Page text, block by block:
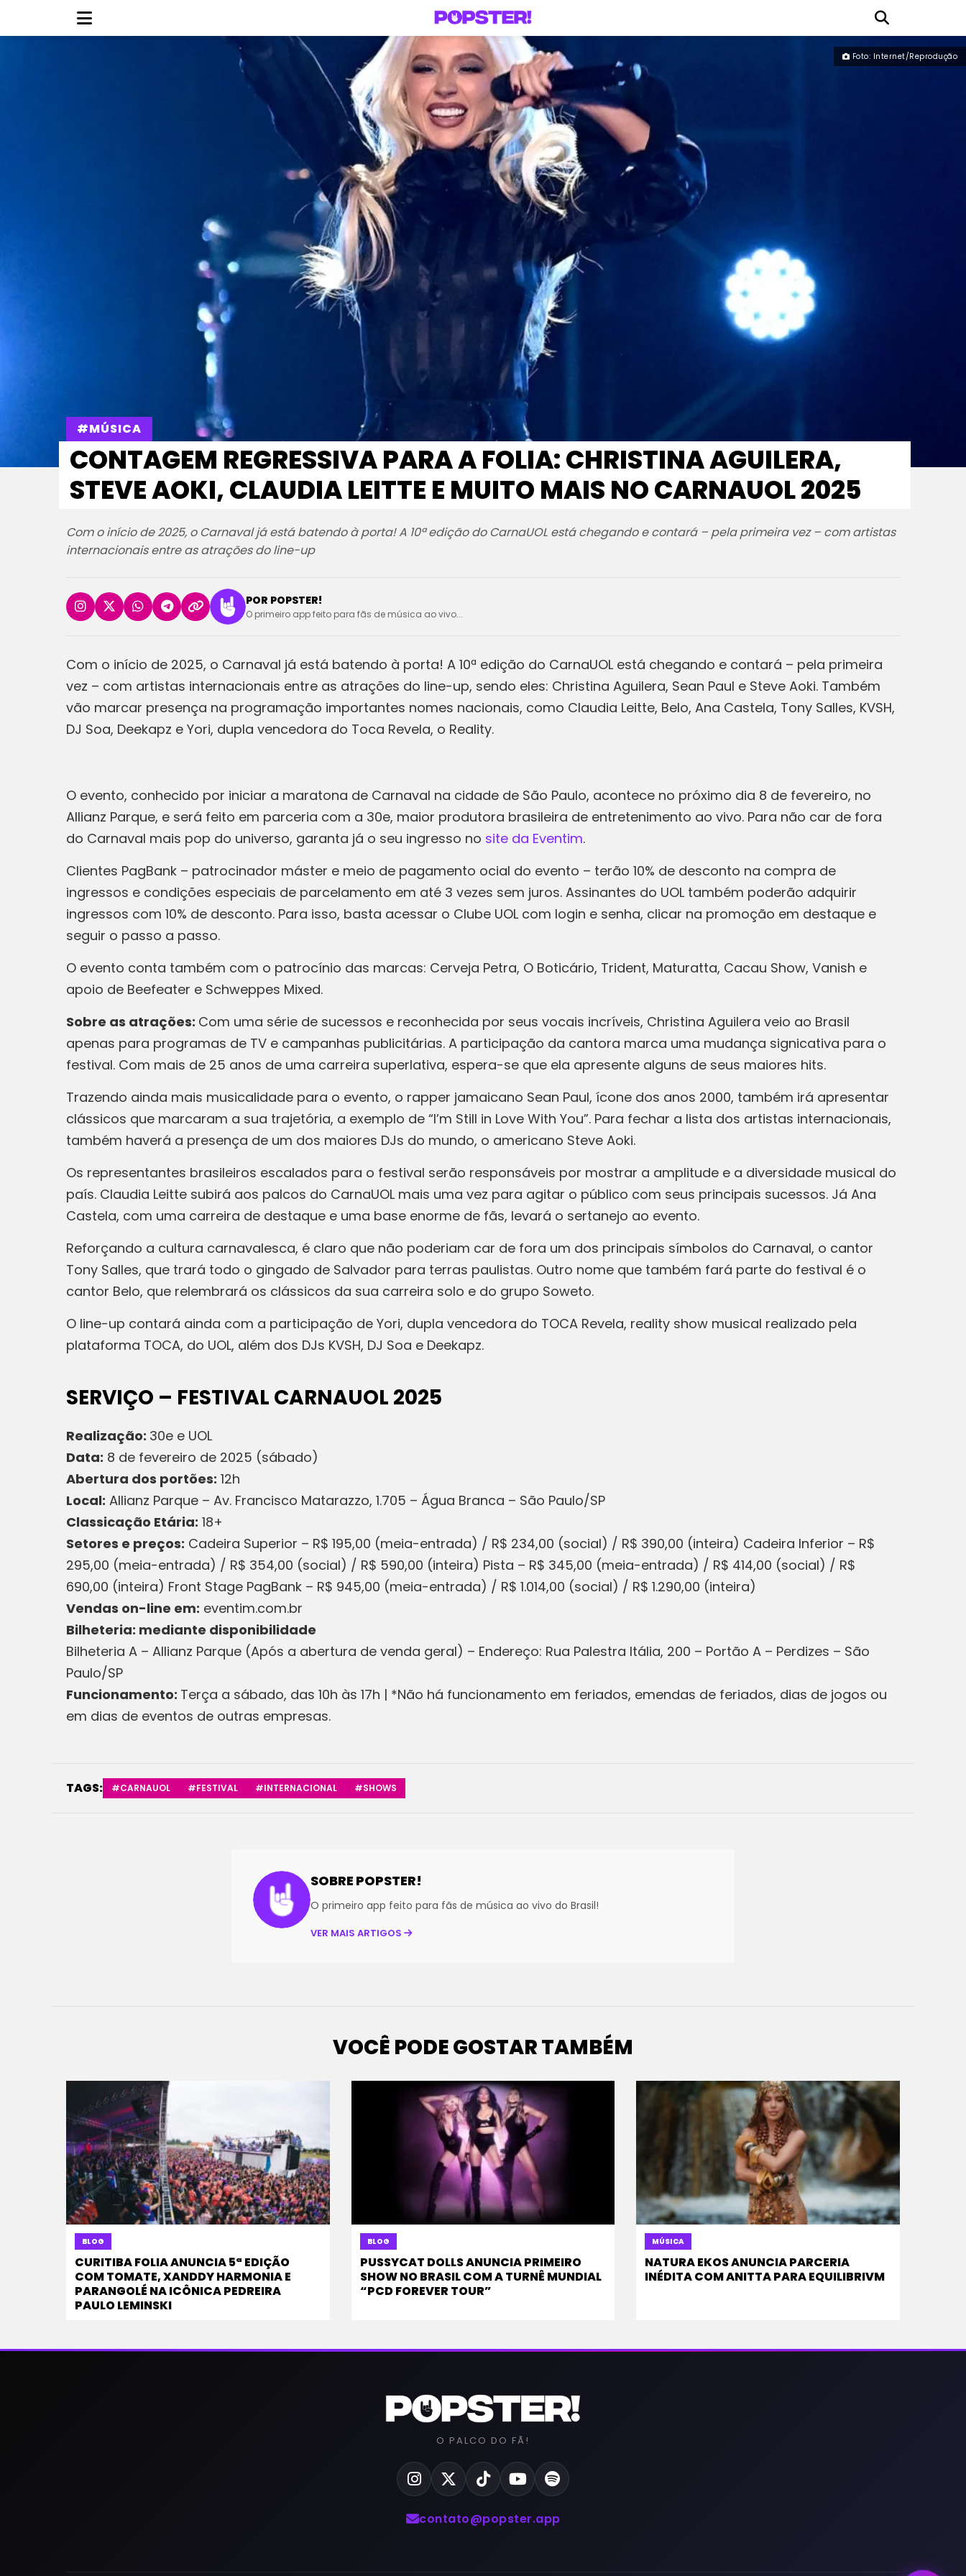
Foto: Internet/Reprodução
#MÚSICA
CONTAGEM REGRESSIVA PARA A FOLIA: CHRISTINA AGUILERA,
STEVE AOKI, CLAUDIA LEITTE E MUITO MAIS NO CARNAUOL 2025
Com o início de 2025, o Carnaval já está batendo à porta! A 10ª edição do CarnaUOL está chegando e contará – pela primeira vez – com artistas
internacionais entre as atrações do line-up
POR POPSTER!
O primeiro app feito para fãs de música ao vivo...
Com o início de 2025, o Carnaval já está batendo à porta! A 10ª edição do CarnaUOL está chegando e contará – pela primeira
vez – com artistas internacionais entre as atrações do line-up, sendo eles: Christina Aguilera, Sean Paul e Steve Aoki. Também
vão marcar presença na programação importantes nomes nacionais, como Claudia Leitte, Belo, Ana Castela, Tony Salles, KVSH,
DJ Soa, Deekapz e Yori, dupla vencedora do Toca Revela, o Reality.
O evento, conhecido por iniciar a maratona de Carnaval na cidade de São Paulo, acontece no próximo dia 8 de fevereiro, no
Allianz Parque, e será feito em parceria com a 30e, maior produtora brasileira de entretenimento ao vivo. Para não car de fora
do Carnaval mais pop do universo, garanta já o seu ingresso no site da Eventim.
Clientes PagBank – patrocinador máster e meio de pagamento ocial do evento – terão 10% de desconto na compra de
ingressos e condições especiais de parcelamento em até 3 vezes sem juros. Assinantes do UOL também poderão adquirir
ingressos com 10% de desconto. Para isso, basta acessar o Clube UOL com login e senha, clicar na promoção em destaque e
seguir o passo a passo.
O evento conta também com o patrocínio das marcas: Cerveja Petra, O Boticário, Trident, Maturatta, Cacau Show, Vanish e
apoio de Beefeater e Schweppes Mixed.
Sobre as atrações: Com uma série de sucessos e reconhecida por seus vocais incríveis, Christina Aguilera veio ao Brasil
apenas para programas de TV e campanhas publicitárias. A participação da cantora marca uma mudança signicativa para o
festival. Com mais de 25 anos de uma carreira superlativa, espera-se que ela apresente alguns de seus maiores hits.
Trazendo ainda mais musicalidade para o evento, o rapper jamaicano Sean Paul, ícone dos anos 2000, também irá apresentar
clássicos que marcaram a sua trajetória, a exemplo de “I’m Still in Love With You”. Para fechar a lista dos artistas internacionais,
também haverá a presença de um dos maiores DJs do mundo, o americano Steve Aoki.
Os representantes brasileiros escalados para o festival serão responsáveis por mostrar a amplitude e a diversidade musical do
país. Claudia Leitte subirá aos palcos do CarnaUOL mais uma vez para agitar o público com seus principais sucessos. Já Ana
Castela, com uma carreira de destaque e uma base enorme de fãs, levará o sertanejo ao evento.
Reforçando a cultura carnavalesca, é claro que não poderiam car de fora um dos principais símbolos do Carnaval, o cantor
Tony Salles, que trará todo o gingado de Salvador para terras paulistas. Outro nome que também fará parte do festival é o
cantor Belo, que relembrará os clássicos da sua carreira solo e do grupo Soweto.
O line-up contará ainda com a participação de Yori, dupla vencedora do TOCA Revela, reality show musical realizado pela
plataforma TOCA, do UOL, além dos DJs KVSH, DJ Soa e Deekapz.
SERVIÇO – FESTIVAL CARNAUOL 2025
Realização: 30e e UOL
Data: 8 de fevereiro de 2025 (sábado)
Abertura dos portões: 12h
Local: Allianz Parque – Av. Francisco Matarazzo, 1.705 – Água Branca – São Paulo/SP
Classicação Etária: 18+
Setores e preços: Cadeira Superior – R$ 195,00 (meia-entrada) / R$ 234,00 (social) / R$ 390,00 (inteira) Cadeira Inferior – R$
295,00 (meia-entrada) / R$ 354,00 (social) / R$ 590,00 (inteira) Pista – R$ 345,00 (meia-entrada) / R$ 414,00 (social) / R$
690,00 (inteira) Front Stage PagBank – R$ 945,00 (meia-entrada) / R$ 1.014,00 (social) / R$ 1.290,00 (inteira)
Vendas on-line em: eventim.com.br
Bilheteria: mediante disponibilidade
Bilheteria A – Allianz Parque (Após a abertura de venda geral) – Endereço: Rua Palestra Itália, 200 – Portão A – Perdizes – São
Paulo/SP
Funcionamento: Terça a sábado, das 10h às 17h | *Não há funcionamento em feriados, emendas de feriados, dias de jogos ou
em dias de eventos de outras empresas.
TAGS: #CARNAUOL #FESTIVAL #INTERNACIONAL #SHOWS
SOBRE POPSTER!
O primeiro app feito para fãs de música ao vivo do Brasil!
VER MAIS ARTIGOS
VOCÊ PODE GOSTAR TAMBÉM
BLOG
CURITIBA FOLIA ANUNCIA 5ª EDIÇÃO
COM TOMATE, XANDDY HARMONIA E
PARANGOLÉ NA ICÔNICA PEDREIRA
PAULO LEMINSKI
BLOG
PUSSYCAT DOLLS ANUNCIA PRIMEIRO
SHOW NO BRASIL COM A TURNÊ MUNDIAL
“PCD FOREVER TOUR”
MÚSICA
NATURA EKOS ANUNCIA PARCERIA
INÉDITA COM ANITTA PARA EQUILIBRIVM
O PALCO DO FÃ!
contato@popster.app